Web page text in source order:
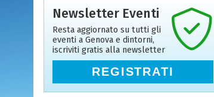
Newsletter Eventi
Resta aggiornato su tutti gli
eventi a Genova e dintorni,
iscriviti gratis alla newsletter
REGISTRATI